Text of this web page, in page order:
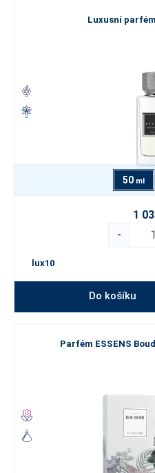
Luxusní
50 ml
1
-
lux10
Do košíku
Parfém ESSENS